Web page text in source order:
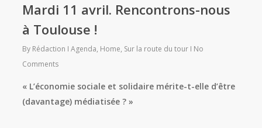
Mardi 11 avril. Rencontrons-nous
à Toulouse !
By Rédaction Agenda, Home, Sur la route du tour No
Comments
« L’économie sociale et solidaire mérite-t-elle d’être
(davantage) médiatisée ? »